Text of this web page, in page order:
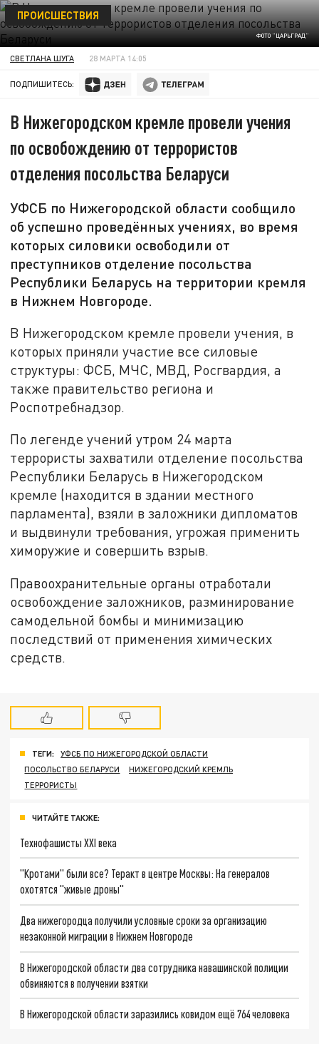
ФОТО "ЦАРЬГРАД"
ПРОИСШЕСТВИЯ
СВЕТЛАНА ШУГА 28 МАРТА 14:05
ПОДПИШИТЕСЬ:
В Нижегородском кремле провели учения
по освобождению от террористов
отделения посольства Беларуси
УФСБ по Нижегородской области сообщило
об успешно проведённых учениях, во время
которых силовики освободили от
преступников отделение посольства
Республики Беларусь на территории кремля
в Нижнем Новгороде.
В Нижегородском кремле провели учения, в
которых приняли участие все силовые
структуры: ФСБ, МЧС, МВД, Росгвардия, а
также правительство региона и
Роспотребнадзор.
По легенде учений утром 24 марта
террористы захватили отделение посольства
Республики Беларусь в Нижегородском
кремле (находится в здании местного
парламента), взяли в заложники дипломатов
и выдвинули требования, угрожая применить
химоружие и совершить взрыв.
Правоохранительные органы отработали
освобождение заложников, разминирование
самодельной бомбы и минимизацию
последствий от применения химических
средств.
ТЕГИ:
УФСБ ПО НИЖЕГОРОДСКОЙ ОБЛАСТИ
ПОСОЛЬСТВО БЕЛАРУСИ
НИЖЕГОРОДСКИЙ КРЕМЛЬ
ТЕРРОРИСТЫ
ЧИТАЙТЕ ТАКЖЕ:
Технофашисты XXI века
"Кротами" были все? Теракт в центре Москвы: На генералов
охотятся "живые дроны"
Два нижегородца получили условные сроки за организацию
незаконной миграции в Нижнем Новгороде
В Нижегородской области два сотрудника навашинской полиции
обвиняются в получении взятки
В Нижегородской области заразились ковидом ещё 764 человека